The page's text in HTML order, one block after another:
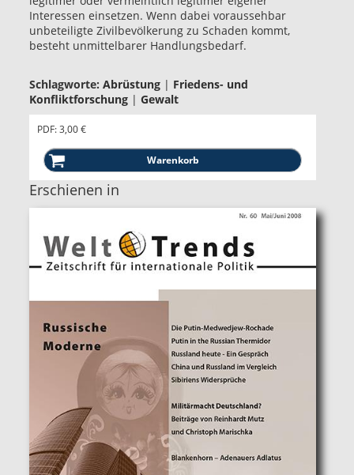
Interessen einsetzen. Wenn dabei voraussehbar
unbeteiligte Zivilbevölkerung zu Schaden kommt,
besteht unmittelbarer Handlungsbedarf.
Schlagworte: Abrüstung | Friedens- und
Konfliktforschung | Gewalt
PDF: 3,00 €
Erschienen in